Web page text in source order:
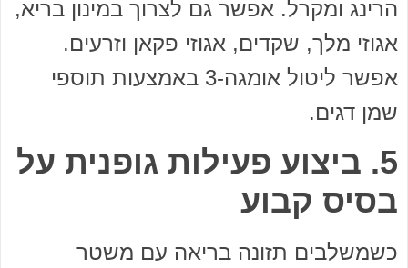
הרינג ומקרל. אפשר גם לצרוך במינון בריא,
אגוזי מלך, שקדים, אגוזי פקאן וזרעים.
אפשר ליטול אומגה-3 באמצעות תוספי
שמן דגים.
5. ביצוע פעילות גופנית על
בסיס קבוע
כשמשלבים תזונה בריאה עם משטר